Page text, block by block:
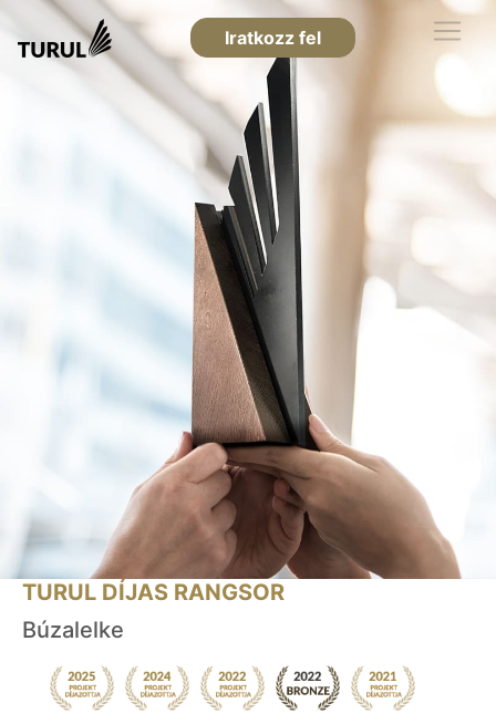
Iratkozz fel
TURUL DÍJAS RANGSOR
Búzalelke